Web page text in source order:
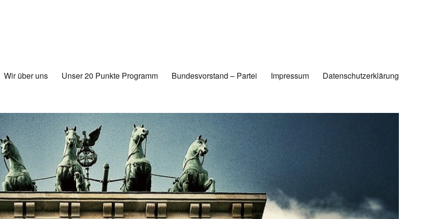
Wir über uns Unser 20 Punkte Programm Bundesvorstand – Partei Impressum Datenschutzerklärung